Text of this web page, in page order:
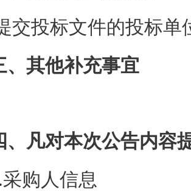
交投标文件的投标单
、其他补充事宜
、凡对本次公告内容
采购人信息